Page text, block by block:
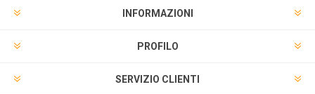
INFORMAZIONI
PROFILO
SERVIZIO CLIENTI